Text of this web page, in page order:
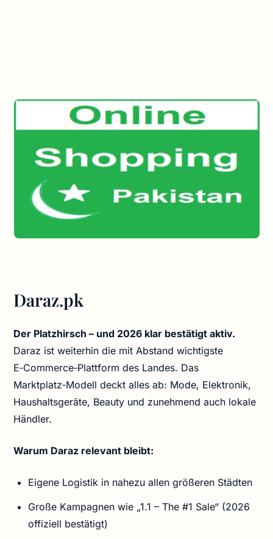
Daraz.pk
Der Platzhirsch – und 2026 klar bestätigt aktiv.
Daraz ist weiterhin die mit Abstand wichtigste
E‑Commerce‑Plattform des Landes. Das
Marktplatz‑Modell deckt alles ab: Mode, Elektronik,
Haushaltsgeräte, Beauty und zunehmend auch lokale
Händler.
Warum Daraz relevant bleibt:
Eigene Logistik in nahezu allen größeren Städten
Große Kampagnen wie „1.1 – The #1 Sale“ (2026
offiziell bestätigt)